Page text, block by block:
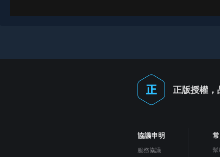
正版授權，
協議申明
服務協議
幫